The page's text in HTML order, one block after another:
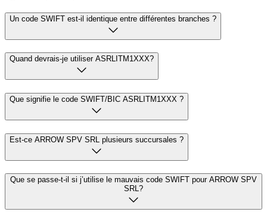
Un code SWIFT est-il identique entre différentes branches ?
Quand devrais-je utiliser ASRLITM1XXX?
Que signifie le code SWIFT/BIC ASRLITM1XXX ?
Est-ce ARROW SPV SRL plusieurs succursales ?
Que se passe-t-il si j’utilise le mauvais code SWIFT pour ARROW SPV
SRL?